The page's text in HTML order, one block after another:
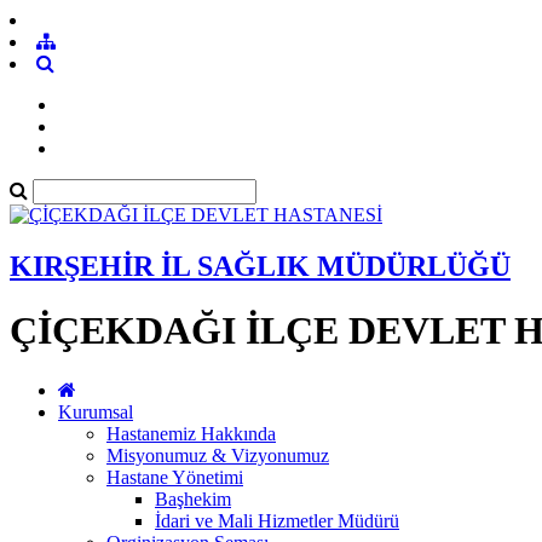
KIRŞEHİR İL SAĞLIK MÜDÜRLÜĞÜ
ÇİÇEKDAĞI İLÇE DEVLET
Kurumsal
Hastanemiz Hakkında
Misyonumuz & Vizyonumuz
Hastane Yönetimi
Başhekim
İdari ve Mali Hizmetler Müdürü